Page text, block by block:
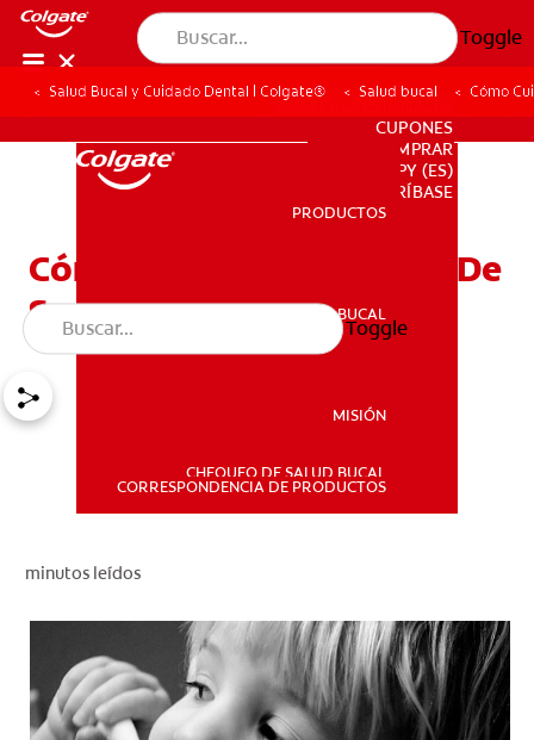
Toggle
PRODUCTOS
SALUD BUCAL
PARA PROFESIONALES
PARA PROFESIONALES
CUPONES
DONDE COMPRAR
PY (ES)
SUSCRÍBASE
PRODUCTOS
SALUD BUCAL
MISIÓN
CHEQUEO DE SALUD BUCAL
CORRESPONDENCIA DE PRODUCTOS
Toggle
Salud Bucal y Cuidado Dental | Colgate® Salud bucal Cómo
Cómo Cuidar Los Dientes De
Sus Hijos
minutos leídos